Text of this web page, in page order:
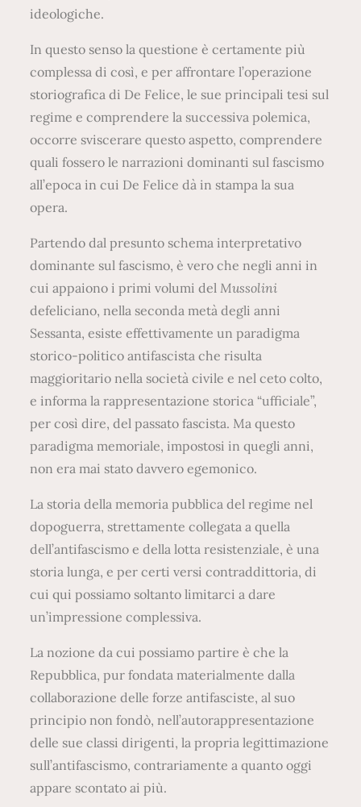
ideologiche.
In questo senso la questione è certamente più
complessa di così, e per affrontare l’operazione
storiografica di De Felice, le sue principali tesi sul
regime e comprendere la successiva polemica,
occorre sviscerare questo aspetto, comprendere
quali fossero le narrazioni dominanti sul fascismo
all’epoca in cui De Felice dà in stampa la sua
opera.
Partendo dal presunto schema interpretativo
dominante sul fascismo, è vero che negli anni in
cui appaiono i primi volumi del Mussolini
defeliciano, nella seconda metà degli anni
Sessanta, esiste effettivamente un paradigma
storico-politico antifascista che risulta
maggioritario nella società civile e nel ceto colto,
e informa la rappresentazione storica “ufficiale”,
per così dire, del passato fascista. Ma questo
paradigma memoriale, impostosi in quegli anni,
non era mai stato davvero egemonico.
La storia della memoria pubblica del regime nel
dopoguerra, strettamente collegata a quella
dell’antifascismo e della lotta resistenziale, è una
storia lunga, e per certi versi contraddittoria, di
cui qui possiamo soltanto limitarci a dare
un’impressione complessiva.
La nozione da cui possiamo partire è che la
Repubblica, pur fondata materialmente dalla
collaborazione delle forze antifasciste, al suo
principio non fondò, nell’autorappresentazione
delle sue classi dirigenti, la propria legittimazione
sull’antifascismo, contrariamente a quanto oggi
appare scontato ai più.